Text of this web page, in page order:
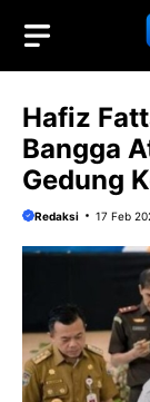
isi
Hafiz
Bangga
Gedung
Redaksi 17 Feb